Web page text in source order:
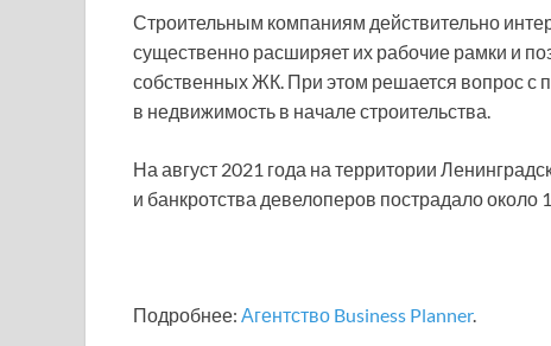
Строительным компаниям действительно
существенно расширяет их рабочие рамки и
собственных ЖК. При этом решается вопрос
в недвижимость в начале строительства.
На август 2021 года на территории
и банкротства девелоперов пострадало около
Подробнее: Агентство Business Planner.